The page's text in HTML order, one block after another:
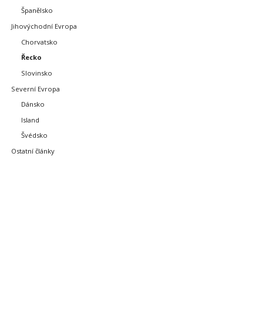
Španělsko
Jihovýchodní Evropa
Chorvatsko
Řecko
Slovinsko
Severní Evropa
Dánsko
Island
Švédsko
Ostatní články